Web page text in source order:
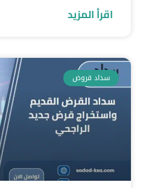
اقرأ المزيد
سداد قروض